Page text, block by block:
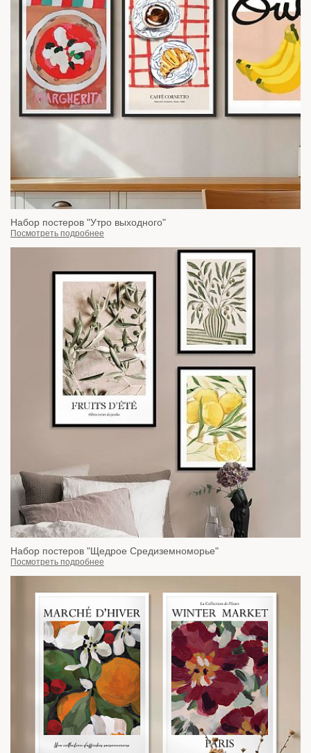
Набор постеров "Утро выходного"
Посмотреть подробнее
Набор постеров "Щедрое Средиземноморье"
Посмотреть подробнее